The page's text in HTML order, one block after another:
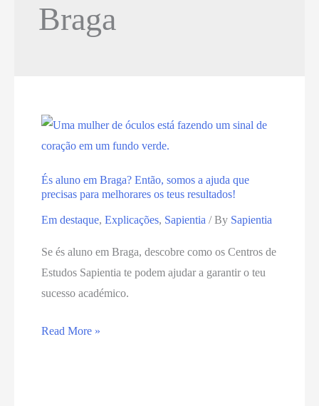
Braga
És aluno em Braga? Então, somos a ajuda que
precisas para melhorares os teus resultados!
Em destaque,Explicações, Sapientia / By Sapientia
Se és aluno em Braga, descobre como os Centros de
Estudos Sapientia te podem ajudar a garantir o teu
sucesso académico.
Read More »